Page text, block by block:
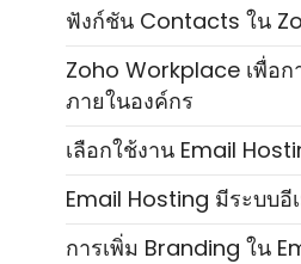
ฟังก์ชัน Contacts ใน
Zoho Workplace เพื่อ
ภายในองค์กร
เลือกใช้งาน Email
Email Hosting มีระบบอี
การเพิ่ม Branding ใน